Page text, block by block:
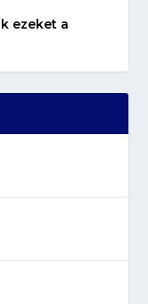
ezeket a